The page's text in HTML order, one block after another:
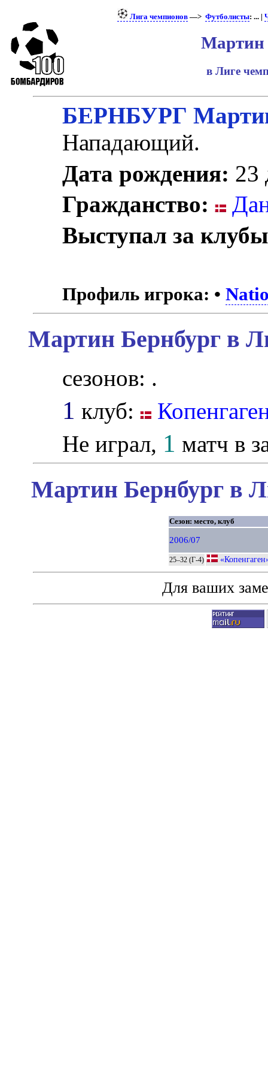
Лига чемпионов —>Футболисты: ... |
Мартин
в Лиге
БЕРНБУРГ
Нападающий.
Дата рождения: 23
Гражданство:
Выступал за
Профиль игрока: •
Мартин Бернбург в
сезонов: .
1 клуб:
Не играл, 1 матч в
Мартин Бернбург в
Сезон: место, клуб
2006/07
25–32 (Г-4)
Для ваших